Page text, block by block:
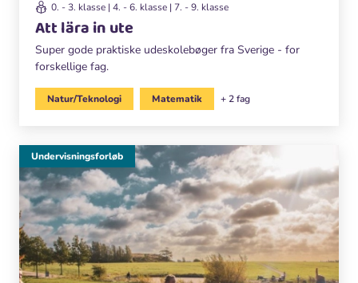
0. - 3. klasse | 4. - 6. klasse | 7. - 9. klasse
Att lära in ute
Super gode praktiske udeskolebøger fra Sverige - for
forskellige fag.
Natur/Teknologi Matematik + 2 fag
Undervisningsforløb